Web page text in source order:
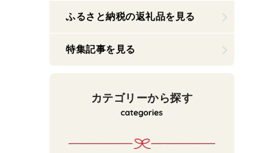
ふるさと納税の返礼品を見る
特集記事を見る
カテゴリーから探す